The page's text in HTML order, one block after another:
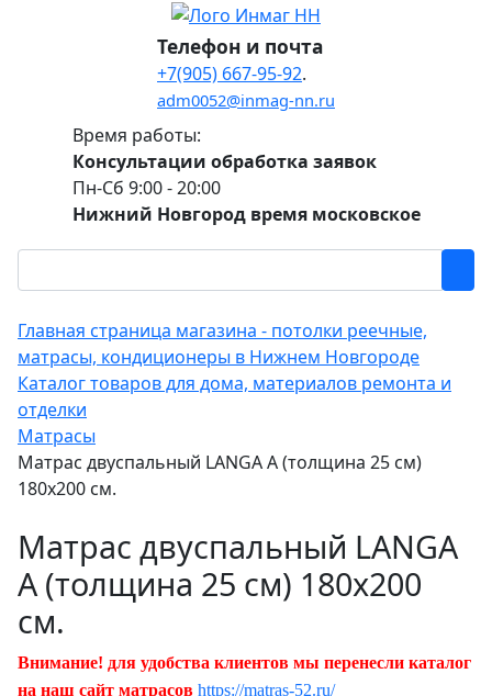
Телефон и почта
+7(905) 667-95-92.
adm0052@inmag-nn.ru
Время работы:
Консультации обработка заявок
Пн-Сб 9:00 - 20:00
Нижний Новгород время московское
Главная страница магазина - потолки реечные,
матрасы, кондиционеры в Нижнем Новгороде
Каталог товаров для дома, материалов ремонта и
отделки
Матрасы
Матрас двуспальный LANGA А (толщина 25 см)
180х200 см.
Матрас двуспальный LANGA
А (толщина 25 см) 180х200
см.
Внимание! для удобства клиентов мы перенесли каталог
на наш сайт матрасов https://matras-52.ru/